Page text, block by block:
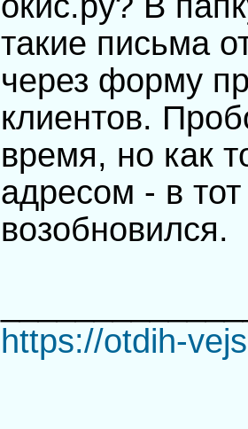
такие письма
через форму
клиентов.
время, но как
адресом - в
возобновился.
https://otdih-